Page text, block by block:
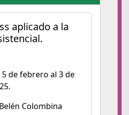
aplicado a la
5 de febrero al 3 de
Belén Colombina